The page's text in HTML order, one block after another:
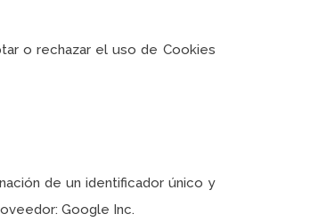
o rechazar el uso de Cookies
de un identificador único y
Google Inc.